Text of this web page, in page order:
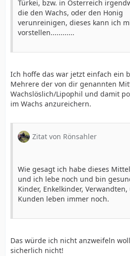
Türkei, bzw. in Österreich
die den Wachs, oder den Honig
verunreinigen, dieses kann ich
vorstellen............
Ich hoffe das war jetzt einfach ein
Mehrere der von dir genannten
Wachslöslich/Lipophil und damit
im Wachs anzureichern.
Zitat von Rönsahler
Wie gesagt ich habe dieses
und ich lebe noch und bin
Kinder, Enkelkinder,
Kunden leben immer noch.
Das würde ich nicht anzweifeln
sicherlich nicht!